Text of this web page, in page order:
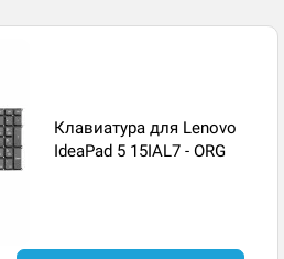
Клавиатура для Lenovo
IdeaPad 5 15IAL7 - ORG